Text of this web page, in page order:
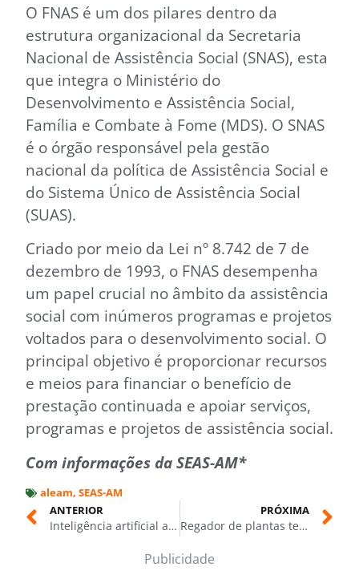
O FNAS é um dos pilares dentro da
estrutura organizacional da Secretaria
Nacional de Assistência Social (SNAS), esta
que integra o Ministério do
Desenvolvimento e Assistência Social,
Família e Combate à Fome (MDS). O SNAS
é o órgão responsável pela gestão
nacional da política de Assistência Social e
do Sistema Único de Assistência Social
(SUAS).
Criado por meio da Lei nº 8.742 de 7 de
dezembro de 1993, o FNAS desempenha
um papel crucial no âmbito da assistência
social com inúmeros programas e projetos
voltados para o desenvolvimento social. O
principal objetivo é proporcionar recursos
e meios para financiar o benefício de
prestação continuada e apoiar serviços,
programas e projetos de assistência social.
Com informações da SEAS-AM*
aleam, SEAS-AM
ANTERIOR
Inteligência artificial amplia monitoramento da biodiversidade na Amazônia
PRÓXIMA
Regador de plantas tecnológico desenvolvido em Manaus ajuda no combate à dengue
Publicidade